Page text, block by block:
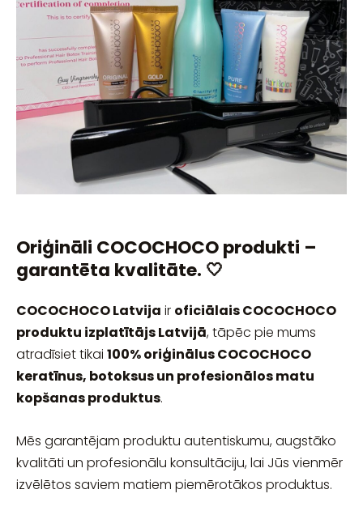
Oriģināli COCOCHOCO produkti –
garantēta kvalitāte. 🤍
COCOCHOCO Latvija ir oficiālais COCOCHOCO
produktu izplatītājs Latvijā, tāpēc pie mums
atradīsiet tikai 100% oriģinālus COCOCHOCO
keratīnus, botoksus un profesionālos matu
kopšanas produktus.
Mēs garantējam produktu autentiskumu, augstāko
kvalitāti un profesionālu konsultāciju, lai Jūs vienmēr
izvēlētos saviem matiem piemērotākos produktus.